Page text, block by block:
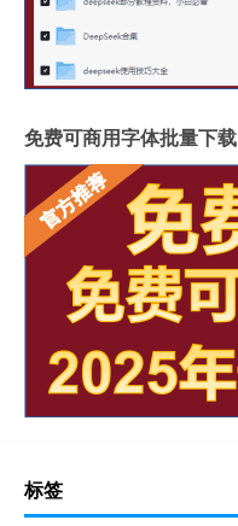
免费可商用字体批量下载
标签